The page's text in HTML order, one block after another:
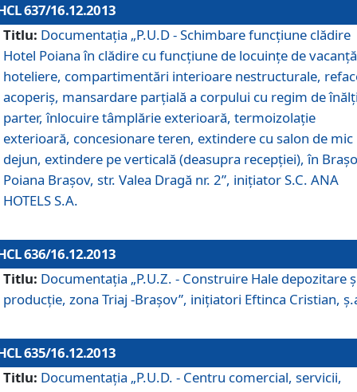
637/16.12.2013
Titlu: Documentaţia „P.U.D - Schimbare funcţiune clădire
Hotel Poiana în clădire cu funcţiune de locuinţe de
hoteliere, compartimentări interioare nestructurale,
acoperiş, mansardare parţială a corpului cu regim de
parter, înlocuire tâmplărie exterioară, termoizolaţie
exterioară, concesionare teren, extindere cu salon de mic
dejun, extindere pe verticală (deasupra recepţiei), în
Poiana Braşov, str. Valea Dragă nr. 2”, iniţiator S.C. ANA
HOTELS S.A.
636/16.12.2013
Titlu: Documentaţia „P.U.Z. - Construire Hale depozitare
producţie, zona Triaj -Braşov”, iniţiatori Eftinca Cristian,
635/16.12.2013
Titlu: Documentaţia „P.U.D. - Centru comercial, servicii,